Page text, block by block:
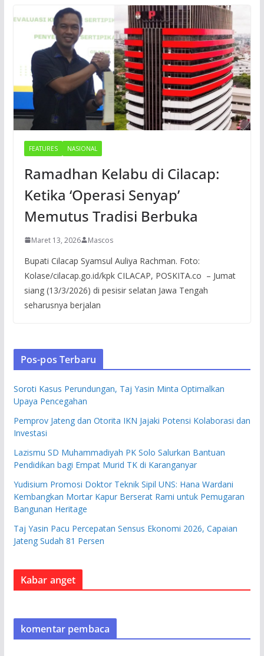
FEATURES NASIONAL
Ramadhan Kelabu di Cilacap:
Ketika ‘Operasi Senyap’
Memutus Tradisi Berbuka
Maret 13, 2026 Mascos
Bupati Cilacap Syamsul Auliya Rachman. Foto:
Kolase/cilacap.go.id/kpk CILACAP, POSKITA.co – Jumat
siang (13/3/2026) di pesisir selatan Jawa Tengah
seharusnya berjalan
Pos-pos Terbaru
Soroti Kasus Perundungan, Taj Yasin Minta Optimalkan
Upaya Pencegahan
Pemprov Jateng dan Otorita IKN Jajaki Potensi Kolaborasi dan
Investasi
Lazismu SD Muhammadiyah PK Solo Salurkan Bantuan
Pendidikan bagi Empat Murid TK di Karanganyar
Yudisium Promosi Doktor Teknik Sipil UNS: Hana Wardani
Kembangkan Mortar Kapur Berserat Rami untuk Pemugaran
Bangunan Heritage
Taj Yasin Pacu Percepatan Sensus Ekonomi 2026, Capaian
Jateng Sudah 81 Persen
Kabar anget
komentar pembaca